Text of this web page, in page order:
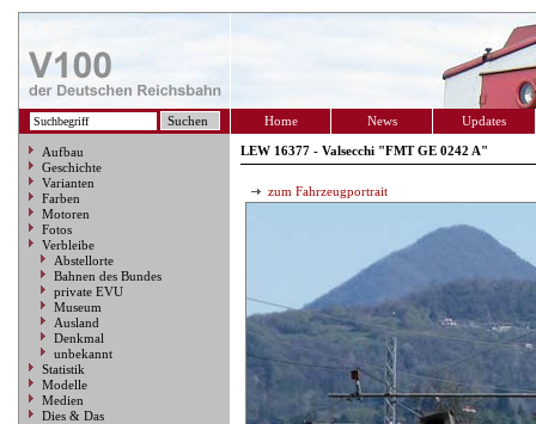
Home News Updates
Aufbau
Geschichte
Varianten
Farben
Motoren
Fotos
Verbleibe
Abstellorte
Bahnen des Bundes
private EVU
Museum
Ausland
Denkmal
unbekannt
Statistik
Modelle
Medien
Dies & Das
LEW 16377 - Valsecchi "FMT GE 0242 A"
zum Fahrzeugportrait